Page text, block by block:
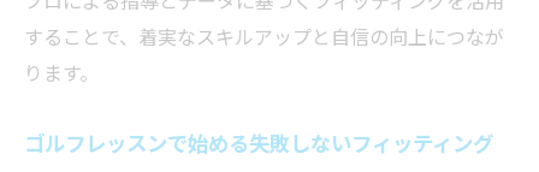
することで、着実なスキルアップと自信の向上につなが
ります。
ゴルフレッスンで始める失敗しないフィッティング